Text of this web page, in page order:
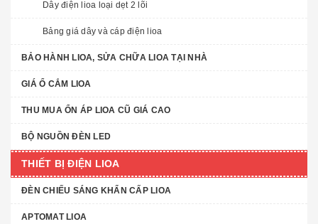
Dây điện lioa loại dẹt 2 lõi
Bảng giá dây và cáp điện lioa
BẢO HÀNH LIOA, SỬA CHỮA LIOA TẠI NHÀ
GIÁ Ổ CẮM LIOA
THU MUA ỔN ÁP LIOA CŨ GIÁ CAO
BỘ NGUỒN ĐÈN LED
THIẾT BỊ ĐIỆN LIOA
ĐÈN CHIẾU SÁNG KHẨN CẤP LIOA
APTOMAT LIOA